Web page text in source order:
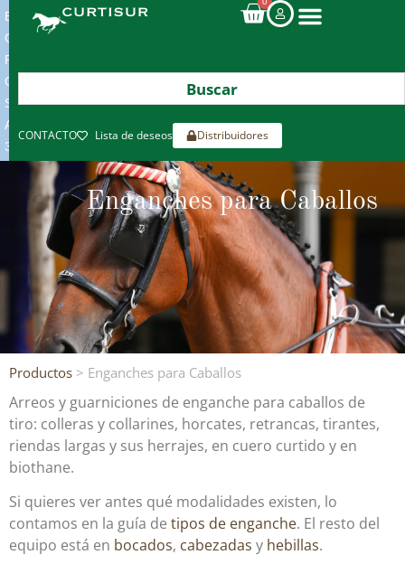
ENVIOS
GRATIS
POR
COMPRAS
SUPERIORES
A
300€*
CONTACTO Lista de deseos Distribuidores
Enganches para Caballos
Productos > Enganches para Caballos
Arreos y guarniciones de enganche para caballos de
tiro: colleras y collarines, horcates, retrancas, tirantes,
riendas largas y sus herrajes, en cuero curtido y en
biothane.
Si quieres ver antes qué modalidades existen, lo
contamos en la guía de tipos de enganche. El resto del
equipo está en bocados, cabezadas y hebillas.